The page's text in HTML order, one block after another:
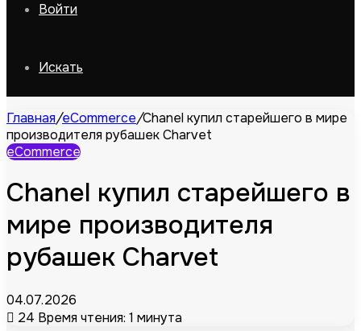
Войти
Искать
Главная/eCommerce/Chanel купил старейшего в мире
производителя рубашек Charvet
eCommerce
Chanel купил старейшего в
мире производителя
рубашек Charvet
04.07.2026
24 Время чтения: 1 минута